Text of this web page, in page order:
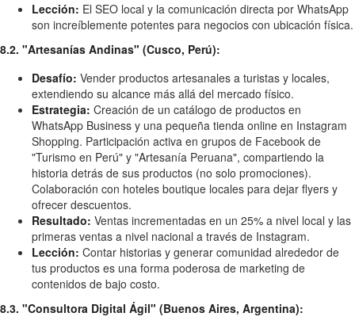
Lección: El SEO local y la comunicación directa por WhatsApp
son increíblemente potentes para negocios con ubicación física.
8.2. "Artesanías Andinas" (Cusco, Perú):
Desafío: Vender productos artesanales a turistas y locales,
extendiendo su alcance más allá del mercado físico.
Estrategia: Creación de un catálogo de productos en
WhatsApp Business y una pequeña tienda online en Instagram
Shopping. Participación activa en grupos de Facebook de
"Turismo en Perú" y "Artesanía Peruana", compartiendo la
historia detrás de sus productos (no solo promociones).
Colaboración con hoteles boutique locales para dejar flyers y
ofrecer descuentos.
Resultado: Ventas incrementadas en un 25% a nivel local y las
primeras ventas a nivel nacional a través de Instagram.
Lección: Contar historias y generar comunidad alrededor de
tus productos es una forma poderosa de marketing de
contenidos de bajo costo.
8.3. "Consultora Digital Ágil" (Buenos Aires, Argentina):